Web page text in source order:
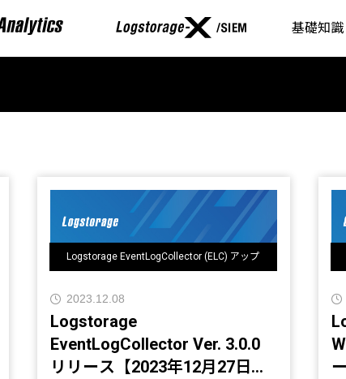
基礎知識
Logstorage EventLogCollector (ELC) アップ
2023.12.08
Logstorage
EventLogCollector Ver. 3.0.0
リリース【2023年12月27日更